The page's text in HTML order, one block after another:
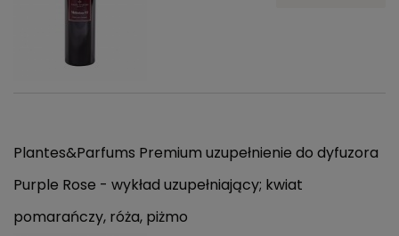
Plantes&Parfums Premium uzupełnienie do dyfuzora
Purple Rose - wykład uzupełniający; kwiat
pomarańczy, róża, piżmo